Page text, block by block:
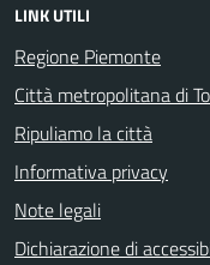
LINK UTILI
Regione Piemonte
Città metropolitana di
Ripuliamo la città
Informativa privacy
Note legali
Dichiarazione di